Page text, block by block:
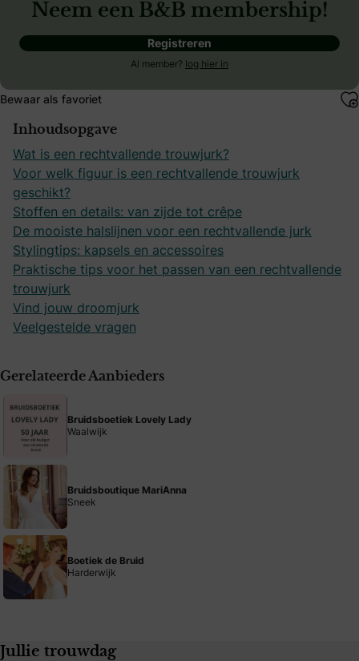
Neem een B&B membership!
Registreren
Al member? log hier in
Bewaar als favoriet
Inhoudsopgave
Wat is een rechtvallende trouwjurk?
Voor welk figuur is een rechtvallende trouwjurk
geschikt?
Stoffen en details: van zijde tot crêpe
De mooiste halslijnen voor een rechtvallende jurk
Stylingtips: kapsels en accessoires
Praktische tips voor het passen van een rechtvallende
trouwjurk
Vind jouw droomjurk
Veelgestelde vragen
Gerelateerde Aanbieders
Bruidsboetiek Lovely Lady
Waalwijk
Bruidsboutique MariAnna
Sneek
Boetiek de Bruid
Harderwijk
Jullie trouwdag